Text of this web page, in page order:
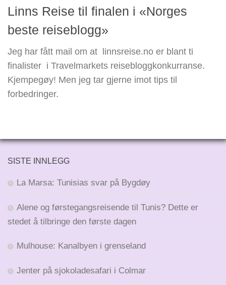
Linns Reise til finalen i «Norges
beste reiseblogg»
Jeg har fått mail om at linnsreise.no er blant ti
finalister i Travelmarkets reisebloggkonkurranse.
Kjempegøy! Men jeg tar gjerne imot tips til
forbedringer.
SISTE INNLEGG
La Marsa: Tunisias svar på Bygdøy
Alene og førstegangsreisende til Tunis? Dette er
stedet å tilbringe den første dagen
Mulhouse: Kanalbyen i grenseland
Jenter på sjokoladesafari i Colmar